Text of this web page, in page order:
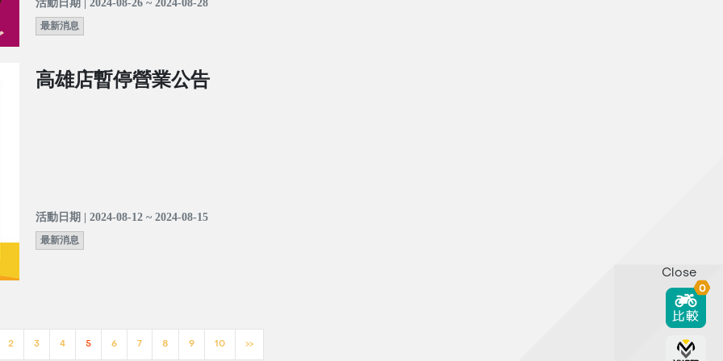
活動日期 | 2024-08-26 ~ 2024-08-28
最新消息
高雄店暫停營業公告
活動日期 | 2024-08-12 ~ 2024-08-15
最新消息
2 3 4 5 6 7 8 9 10 >>
Close
0